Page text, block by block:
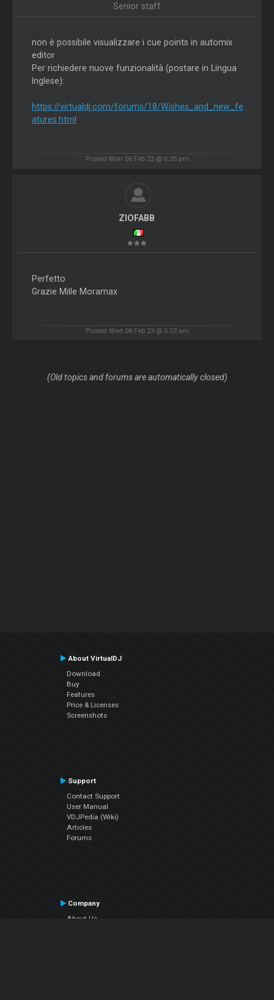
Senior staff
non è possibile visualizzare i cue points in automix
editor
Per richiedere nuove funzionalità (postare in Lingua
Inglese):
https://virtualdj.com/forums/18/Wishes_and_new_fe
atures.html
Posted Mon 06 Feb 23 @ 6:25 pm
ZIOFABB
Perfetto
Grazie Mille Moramax
Posted Wed 08 Feb 23 @ 5:53 am
(Old topics and forums are automatically closed)
About VirtualDJ
Download
Buy
Features
Price & Licenses
Screenshots
Support
Contact Support
User Manual
VDJPedia (Wiki)
Articles
Forums
Company
About Us